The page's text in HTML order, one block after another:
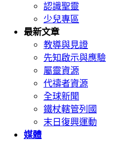
認識聖靈
少兒專區
最新文章
教導與見證
先知啟示與應驗
屬靈資源
代禱者資源
全球新聞
鐵杖轄管列國
末日復興運動
媒體